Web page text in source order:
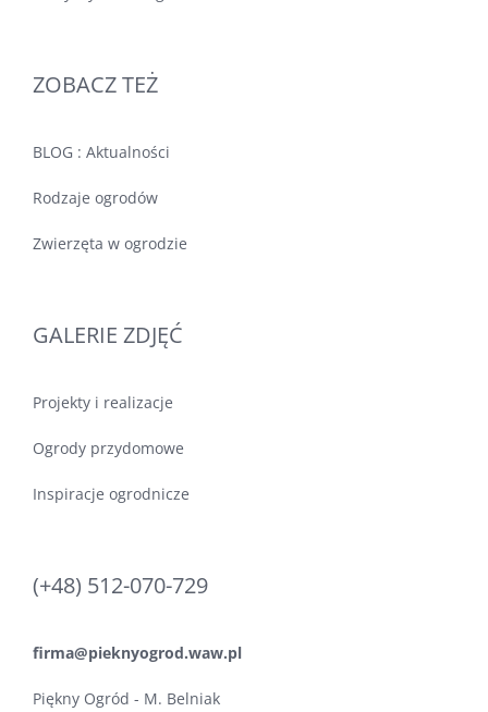
ZOBACZ TEŻ
BLOG : Aktualności
Rodzaje ogrodów
Zwierzęta w ogrodzie
GALERIE ZDJĘĆ
Projekty i realizacje
Ogrody przydomowe
Inspiracje ogrodnicze
(+48) 512-070-729
firma@pieknyogrod.waw.pl
Piękny Ogród - M. Belniak